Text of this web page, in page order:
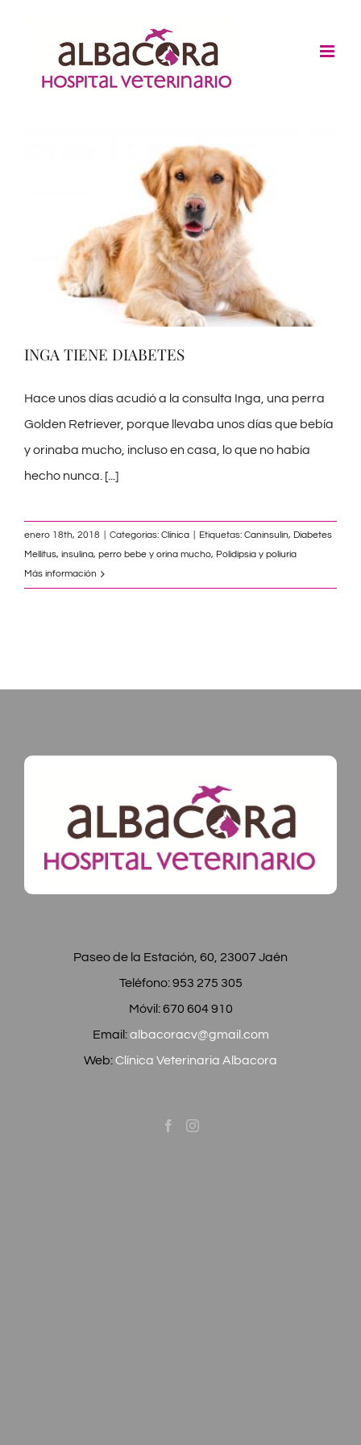
INGA TIENE DIABETES
Hace unos días acudió a la consulta Inga, una perra
Golden Retriever, porque llevaba unos días que bebía
y orinaba mucho, incluso en casa, lo que no había
hecho nunca. [...]
enero 18th, 2018 Categorías: Clínica Etiquetas: Caninsulin, Diabetes
Mellitus, insulina, perro bebe y orina mucho, Polidipsia y poliuria
Más información
Paseo de la Estación, 60, 23007 Jaén
Teléfono: 953 275 305
Móvil: 670 604 910
Email:albacoracv@gmail.com
Web:Clínica Veterinaria Albacora